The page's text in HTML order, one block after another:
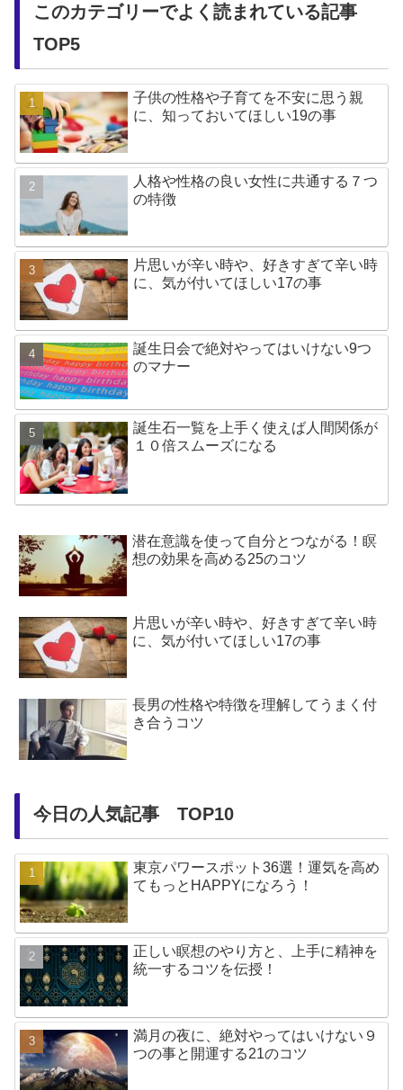
このカテゴリーでよく読まれている記事
TOP5
子供の性格や子育てを不安に思う親
に、知っておいてほしい19の事
人格や性格の良い女性に共通する７つ
の特徴
片思いが辛い時や、好きすぎて辛い時
に、気が付いてほしい17の事
誕生日会で絶対やってはいけない9つ
のマナー
誕生石一覧を上手く使えば人間関係が
１０倍スムーズになる
潜在意識を使って自分とつながる！瞑
想の効果を高める25のコツ
片思いが辛い時や、好きすぎて辛い時
に、気が付いてほしい17の事
長男の性格や特徴を理解してうまく付
き合うコツ
今日の人気記事 TOP10
東京パワースポット36選！運気を高め
てもっとHAPPYになろう！
正しい瞑想のやり方と、上手に精神を
統一するコツを伝授！
満月の夜に、絶対やってはいけない９
つの事と開運する21のコツ